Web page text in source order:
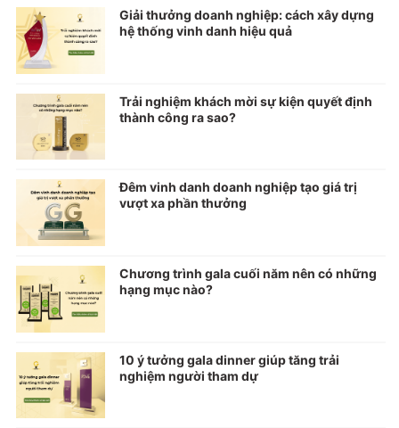
Giải thưởng doanh nghiệp: cách xây dựng
hệ thống vinh danh hiệu quả
Trải nghiệm khách mời sự kiện quyết định
thành công ra sao?
Đêm vinh danh doanh nghiệp tạo giá trị
vượt xa phần thưởng
Chương trình gala cuối năm nên có những
hạng mục nào?
10 ý tưởng gala dinner giúp tăng trải
nghiệm người tham dự